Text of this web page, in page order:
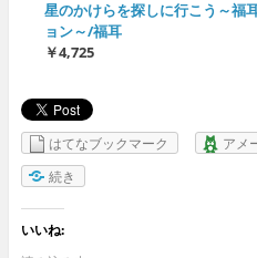
星のかけらを探しに行こう～福
ョン～/福耳
￥4,725
はてなブックマーク
アメ
続き
いいね: